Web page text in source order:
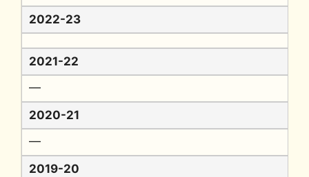
2022-23
2021-22
━
2020-21
━
2019-20